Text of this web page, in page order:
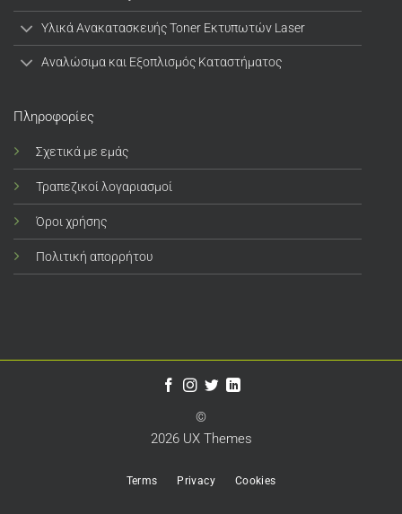
Υλικά Ανακατασκευής Toner Εκτυπωτών Laser
Αναλώσιμα και Εξοπλισμός Καταστήματος
Πληροφορίες
Σχετικά με εμάς
Τραπεζικοί λογαριασμοί
Όροι χρήσης
Πολιτική απορρήτου
©
2026 UX Themes
Terms Privacy Cookies